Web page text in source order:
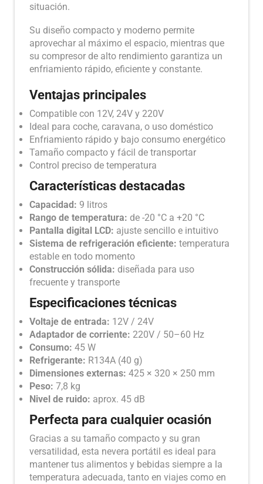
situación.
Su diseño compacto y moderno permite
aprovechar al máximo el espacio, mientras que
su compresor de alto rendimiento garantiza un
enfriamiento rápido, eficiente y constante.
Ventajas principales
Compatible con 12V, 24V y 220V
Ideal para coche, caravana, o uso doméstico
Enfriamiento rápido y bajo consumo energético
Tamaño compacto y fácil de transportar
Control preciso de temperatura
Características destacadas
Capacidad: 9 litros
Rango de temperatura: de -20 °C a +20 °C
Pantalla digital LCD: ajuste sencillo e intuitivo
Sistema de refrigeración eficiente: temperatura
estable en todo momento
Construcción sólida: diseñada para uso
frecuente y transporte
Especificaciones técnicas
Voltaje de entrada: 12V / 24V
Adaptador de corriente: 220V / 50–60 Hz
Consumo: 45 W
Refrigerante: R134A (40 g)
Dimensiones externas: 425 × 320 × 250 mm
Peso: 7,8 kg
Nivel de ruido: aprox. 45 dB
Perfecta para cualquier ocasión
Gracias a su tamaño compacto y su gran
versatilidad, esta nevera portátil es ideal para
mantener tus alimentos y bebidas siempre a la
temperatura adecuada, tanto en viajes como en